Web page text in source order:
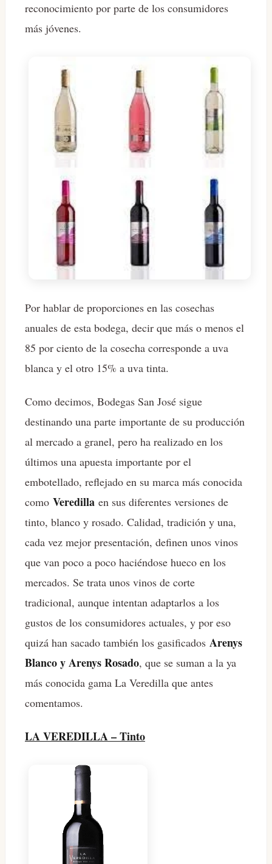
reconocimiento por parte de los consumidores
más jóvenes.
Por hablar de proporciones en las cosechas
anuales de esta bodega, decir que más o menos el
85 por ciento de la cosecha corresponde a uva
blanca y el otro 15% a uva tinta.
Como decimos, Bodegas San José sigue
destinando una parte importante de su producción
al mercado a granel, pero ha realizado en los
últimos una apuesta importante por el
embotellado, reflejado en su marca más conocida
como Veredilla en sus diferentes versiones de
tinto, blanco y rosado. Calidad, tradición y una,
cada vez mejor presentación, definen unos vinos
que van poco a poco haciéndose hueco en los
mercados. Se trata unos vinos de corte
tradicional, aunque intentan adaptarlos a los
gustos de los consumidores actuales, y por eso
quizá han sacado también los gasificados Arenys
Blanco y Arenys Rosado, que se suman a la ya
más conocida gama La Veredilla que antes
comentamos.
LA VEREDILLA – Tinto